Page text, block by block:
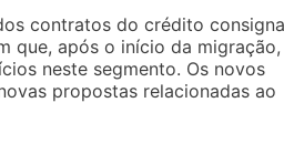
contratos do crédito
que, após o início da migração,
neste segmento. Os novos
propostas relacionadas ao